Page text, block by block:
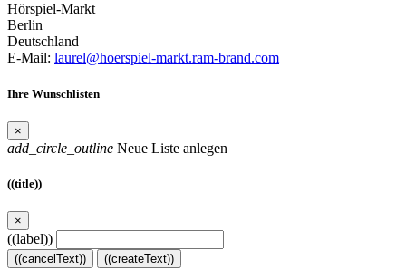
Hörspiel-Markt
Berlin
Deutschland
E-Mail: laurel@hoerspiel-markt.ram-brand.com
Ihre Wunschlisten
×
add_circle_outline Neue Liste anlegen
((title))
×
((label))
((cancelText)) ((createText))